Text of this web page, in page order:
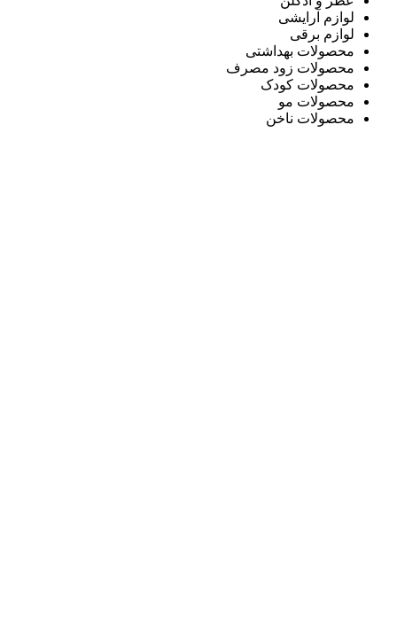
لوازم آرایشی
لوازم برقی
محصولات بهداشتی
محصولات زود مصرف
محصولات کودک
محصولات مو
محصولات ناخن